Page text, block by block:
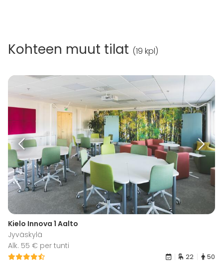
Kohteen muut tilat (19 kpl)
Kielo Innova 1 Aalto
Jyväskylä
Alk. 55 € per tunti
22 50